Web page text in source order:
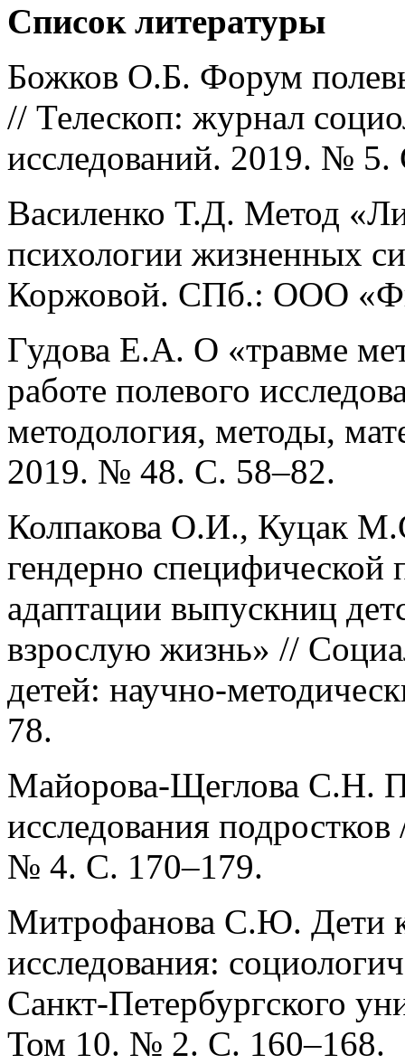
Список литературы
Божков О.Б. Форум
// Телескоп: журнал
исследований. 2019. № 5.
Василенко Т.Д. Метод
психологии жизненных
Коржовой. СПб.: ООО
Гудова Е.А. О «травме
работе полевого
методология, методы,
2019. № 48. С. 58–82.
Колпакова О.И., Куцак
гендерно
адаптации выпускниц
взрослую жизнь» //
детей: научно-
78.
Майорова-Щеглова С.Н.
исследования
№ 4. С. 170–179.
Митрофанова С.Ю. Дети
исследования:
Санкт-Петербургского
Том 10. № 2. С. 160–168.